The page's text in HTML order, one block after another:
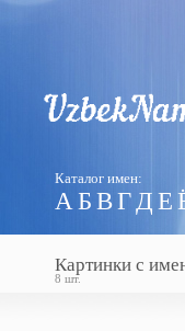
Каталог имен:
АБ ВГД Е
Картинки с
8 шт.